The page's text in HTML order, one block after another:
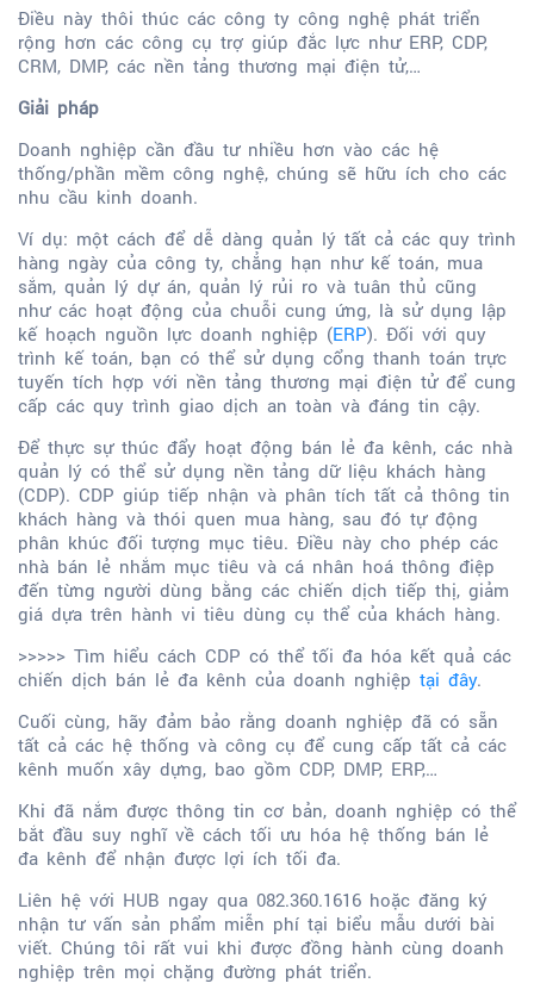
Điều này thôi thúc các công ty công nghệ phát triển
rộng hơn các công cụ trợ giúp đắc lực như ERP, CDP,
CRM, DMP, các nền tảng thương mại điện tử,…
Giải pháp
Doanh nghiệp cần đầu tư nhiều hơn vào các hệ
thống/phần mềm công nghệ, chúng sẽ hữu ích cho các
nhu cầu kinh doanh.
Ví dụ: một cách để dễ dàng quản lý tất cả các quy trình
hàng ngày của công ty, chẳng hạn như kế toán, mua
sắm, quản lý dự án, quản lý rủi ro và tuân thủ cũng
như các hoạt động của chuỗi cung ứng, là sử dụng lập
kế hoạch nguồn lực doanh nghiệp (ERP). Đối với quy
trình kế toán, bạn có thể sử dụng cổng thanh toán trực
tuyến tích hợp với nền tảng thương mại điện tử để cung
cấp các quy trình giao dịch an toàn và đáng tin cậy.
Để thực sự thúc đẩy hoạt động bán lẻ đa kênh, các nhà
quản lý có thể sử dụng nền tảng dữ liệu khách hàng
(CDP). CDP giúp tiếp nhận và phân tích tất cả thông tin
khách hàng và thói quen mua hàng, sau đó tự động
phân khúc đối tượng mục tiêu. Điều này cho phép các
nhà bán lẻ nhắm mục tiêu và cá nhân hoá thông điệp
đến từng người dùng bằng các chiến dịch tiếp thị, giảm
giá dựa trên hành vi tiêu dùng cụ thể của khách hàng.
>>>>> Tìm hiểu cách CDP có thể tối đa hóa kết quả các
chiến dịch bán lẻ đa kênh của doanh nghiệp tại đây.
Cuối cùng, hãy đảm bảo rằng doanh nghiệp đã có sẵn
tất cả các hệ thống và công cụ để cung cấp tất cả các
kênh muốn xây dựng, bao gồm CDP, DMP, ERP,…
Khi đã nắm được thông tin cơ bản, doanh nghiệp có thể
bắt đầu suy nghĩ về cách tối ưu hóa hệ thống bán lẻ
đa kênh để nhận được lợi ích tối đa.
Liên hệ với HUB ngay qua 082.360.1616 hoặc đăng ký
nhận tư vấn sản phẩm miễn phí tại biểu mẫu dưới bài
viết. Chúng tôi rất vui khi được đồng hành cùng doanh
nghiệp trên mọi chặng đường phát triển.